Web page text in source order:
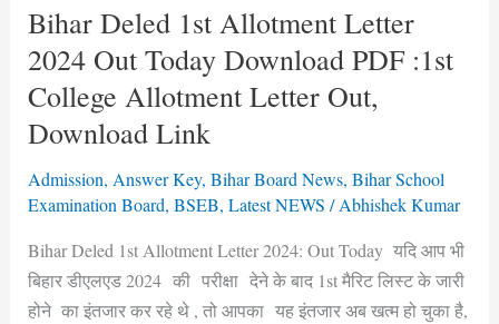
Bihar Deled 1st Allotment Letter
2024 Out Today Download PDF :1st
College Allotment Letter Out,
Download Link
Admission, Answer Key, Bihar Board News, Bihar School
Examination Board, BSEB, Latest NEWS /Abhishek Kumar
Bihar Deled 1st Allotment Letter 2024: Out Today यदि आप भी
बिहार डीएलएड 2024 की परीक्षा देने के बाद 1st मैरिट लिस्ट के जारी
होने का इंतजार कर रहे थे , तो आपका यह इंतजार अब खत्म हो चुका है,
PDF
College
Allotment
Letter
Download